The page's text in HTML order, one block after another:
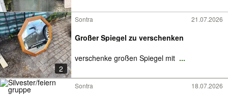
2
Sontra 21.07.2026
Großer Spiegel zu verschenken
verschenke großen Spiegel mit ...
Sontra 18.07.2026